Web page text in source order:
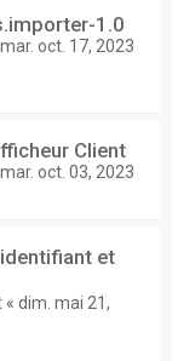
1.0
mar. oct. 17, 2023
Client
mar. oct. 03, 2023
et
« dim. mai 21,